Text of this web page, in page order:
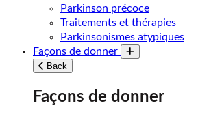
Parkinson précoce
Traitements et thérapies
Parkinsonismes atypiques
Façons de donner
Toggle submenu
Back
Façons de donner